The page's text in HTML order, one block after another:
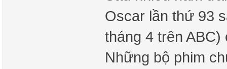
Oscar lần thứ 93
tháng 4 trên
Những bộ phim